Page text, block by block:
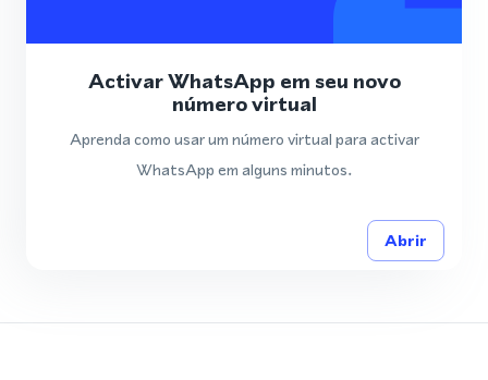
Activar WhatsApp em seu novo
número virtual
Aprenda como usar um número virtual para activar
WhatsApp em alguns minutos.
Abrir